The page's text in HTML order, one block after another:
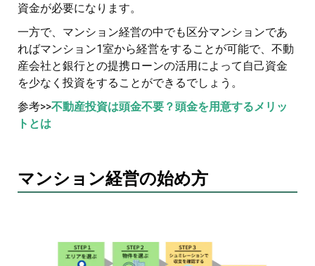
資金が必要になります。
一方で、マンション経営の中でも区分マンションであ
ればマンション1室から経営をすることが可能で、不動
産会社と銀行との提携ローンの活用によって自己資金
を少なく投資をすることができるでしょう。
参考>>不動産投資は頭金不要？頭金を用意するメリッ
トとは
マンション経営の始め方